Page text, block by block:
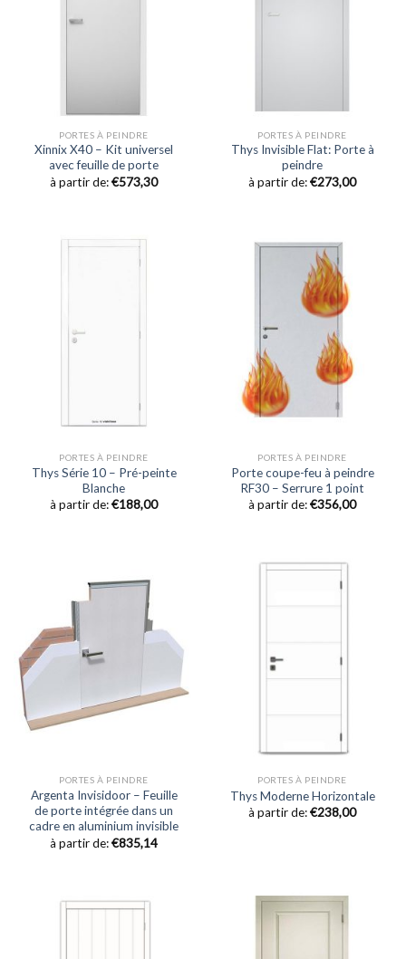
PORTES À PEINDRE
Xinnix X40 – Kit universel
avec feuille de porte
à partir de:€573,30
PORTES À PEINDRE
Thys Invisible Flat: Porte à
peindre
à partir de:€273,00
PORTES À PEINDRE
Thys Série 10 – Pré-peinte
Blanche
à partir de:€188,00
PORTES À PEINDRE
Porte coupe-feu à peindre
RF30 – Serrure 1 point
à partir de:€356,00
PORTES À PEINDRE
Argenta Invisidoor – Feuille
de porte intégrée dans un
cadre en aluminium invisible
à partir de:€835,14
PORTES À PEINDRE
Thys Moderne Horizontale
à partir de:€238,00